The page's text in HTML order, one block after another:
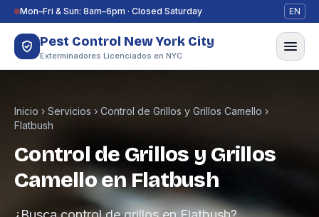
Saltar al contenido
Mon–Fri & Sun: 8am–6pm · Closed Saturday EN
Pest Control New York City
Exterminadores Licenciados en NYC
Inicio › Servicios › Control de Grillos y Grillos Camello ›
Flatbush
Control de Grillos y Grillos
Camello en Flatbush